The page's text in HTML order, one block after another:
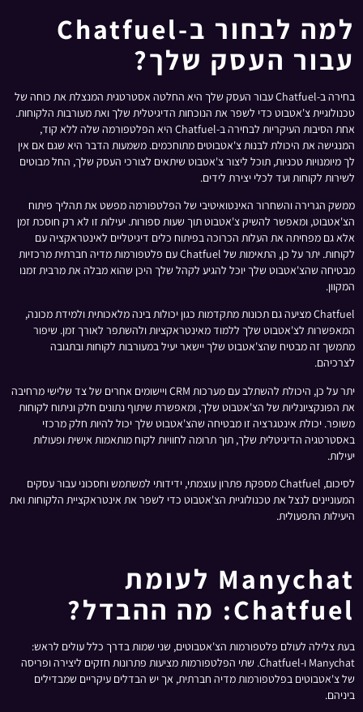
למה לבחור ב-Chatfuel
עבור העסק שלך?
בחירה ב-Chatfuel עבור העסק שלך היא החלטה אסטרטגית המנצלת את כוחה של
טכנולוגיית צ'אטבוט כדי לשפר את הנוכחות הדיגיטלית שלך ואת מעורבות הלקוחות.
אחת הסיבות העיקריות לבחירה ב-Chatfuel היא הפלטפורמה שלה ללא קוד,
המנגישה את היכולת לבנות צ'אטבוטים מתוחכמים. משמעות הדבר היא שגם אם אין
לך מיומנויות טכניות, תוכל ליצור צ'אטבוט שיתאים לצורכי העסק שלך, החל מבוטים
לשירות לקוחות ועד לכלי יצירת לידים.
ממשק הגרירה והשחרור האינטואיטיבי של הפלטפורמה מפשט את תהליך פיתוח
הצ'אטבוט, ומאפשר להשיק צ'אטבוט תוך שעות ספורות. יעילות זו לא רק חוסכת זמן
אלא גם מפחיתה את העלות הכרוכה בפיתוח כלים דיגיטליים לאינטראקציה עם
לקוחות. יתר על כן, התאימות של Chatfuel עם פלטפורמות מדיה חברתית מרכזיות
מבטיחה שהצ'אטבוט שלך יוכל להגיע לקהל שלך היכן שהוא מבלה את מרבית זמנו
המקוון.
Chatfuel מציעה גם תכונות מתקדמות כגון יכולות בינה מלאכותית ולמידת מכונה,
המאפשרות לצ'אטבוט שלך ללמוד מאינטראקציות ולהשתפר לאורך זמן. שיפור
מתמשך זה מבטיח שהצ'אטבוט שלך יישאר יעיל במעורבות לקוחות ובתגובה
לצרכיהם.
יתר על כן, היכולת להשתלב עם מערכות CRM ויישומים אחרים של צד שלישי מרחיבה
את הפונקציונליות של הצ'אטבוט שלך, ומאפשרת שיתוף נתונים חלק וניתוח לקוחות
משופר. יכולת אינטגרציה זו מבטיחה שהצ'אטבוט שלך יכול להיות חלק מרכזי
באסטרטגיה הדיגיטלית שלך, תוך תרומה לחוויות לקוח מותאמות אישית ופעולות
יעילות.
לסיכום, Chatfuel מספקת פתרון עוצמתי, ידידותי למשתמש וחסכוני עבור עסקים
המעוניינים לנצל את טכנולוגיית הצ'אטבוט כדי לשפר את אינטראקציית הלקוחות ואת
היעילות התפעולית.
Manychat לעומת
Chatfuel: מה ההבדל?
בעת צלילה לעולם פלטפורמות הצ'אטבוטים, שני שמות בדרך כלל עולים לראש:
Manychat ו-Chatfuel. שתי הפלטפורמות מציעות פתרונות חזקים ליצירה ופריסה
של צ'אטבוטים בפלטפורמות מדיה חברתית, אך יש הבדלים עיקריים שמבדילים
ביניהם.